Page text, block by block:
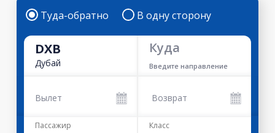
Туда-обратно В одну сторону
DXB
Дубай
Куда
Введите направление
Вылет Возврат
Пассажир Класс